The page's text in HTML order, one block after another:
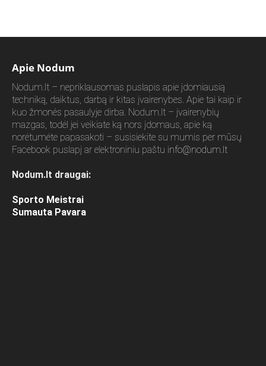
Apie Nodum
Nodum.lt – nepriklausomas puslapis apie įdomiausią
techniką, daiktus, darbą ir kitas įvairenybes. Apie tai kaip ir
kuo žmonės pasaulyje dirba. Nodum.lt – įvairenybių
mazgas, todėl jei veikiate ką nors įdomaus, apie ką
norėtumėte papasakoti – susisiekite su mumis per mūsų
Facebook puslapį ar elektroniniu paštu info@nodum.lt
Nodum.lt draugai:
Sporto Meistrai
Sumauta Pavara